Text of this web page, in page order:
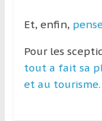
Et, enfin,
Pour les
tout a fait sa
et au tourisme.